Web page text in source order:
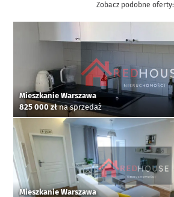
Zobacz podobne oferty:
Mieszkanie Warszawa
825 000 złna sprzedaż
Mieszkanie Warszawa